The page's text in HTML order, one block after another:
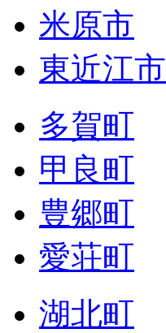
米原市
東近江市
多賀町
甲良町
豊郷町
愛荘町
湖北町